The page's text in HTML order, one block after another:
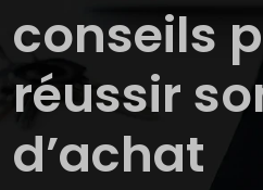
conseils
réussir
d’achat